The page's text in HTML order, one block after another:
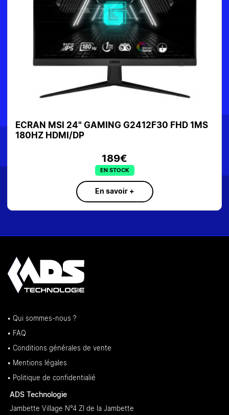
ECRAN MSI 24" GAMING G2412F30 FHD 1MS
180HZ HDMI/DP
189€
EN STOCK
En savoir +
• Qui sommes-nous ?
• FAQ
• Conditions générales de vente
• Mentions légales
• Politique de confidentialié
ADS Technologie
Jambette Village N°4 ZI de la Jambette